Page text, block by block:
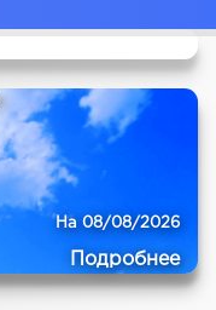
На 08/08/2026
Подробнее